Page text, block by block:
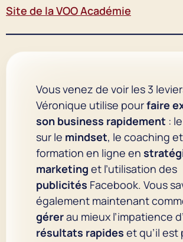
Site de la VOO Académie
Vous venez de voir les 3
Véronique utilise pourfaire
son business rapidement : le
sur le mindset, le coaching
formation en ligne en
marketing et l’utilisation des
publicités Facebook. Vous
également maintenant
gérerau mieux l’impatience
résultats rapides et qu’il est